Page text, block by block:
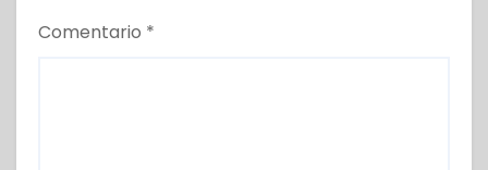
Comentario *